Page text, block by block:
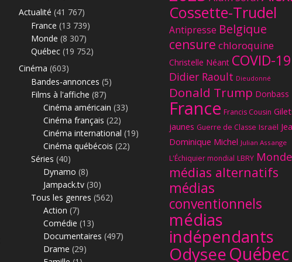
Actualité (41 767)
France (13 739)
Monde (8 307)
Québec (19 752)
Cinéma (603)
Bandes-annonces (5)
Films à l'affiche (87)
Cinéma américain (33)
Cinéma français (22)
Cinéma international (19)
Cinéma québécois (22)
Séries (40)
Dynamo (8)
Jampack.tv (30)
Tous les genres (562)
Action (7)
Comédie (13)
Documentaires (497)
Drame (29)
Cossette-Trudel
Antipresse Belgique
censure chloroquine
Christelle Néant COVID-19
Didier Raoult Dieudonné
Donald Trump Donbass
France Francis Cousin
jaunes Guerre de Classe Israël
Dominique Michel Julian Assange
L'Échiquier mondial LBRY Monde
médias alternatifs
médias
conventionnels
médias
indépendants
OdyseeQuébec